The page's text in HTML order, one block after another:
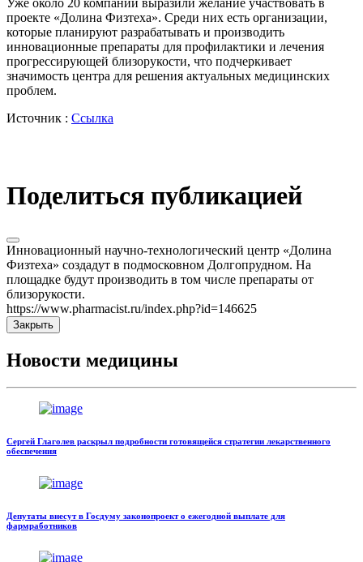
проекте «Долина Физтеха». Среди них есть организации,
которые планируют разрабатывать и производить
инновационные препараты для профилактики и лечения
прогрессирующей близорукости, что подчеркивает
значимость центра для решения актуальных медицинских
проблем.
Источник : Ссылка
Поделиться публикацией
Инновационный научно-технологический центр «Долина
Физтеха» создадут в подмосковном Долгопрудном. На
площадке будут производить в том числе препараты от
близорукости.
https://www.pharmacist.ru/index.php?id=146625
Закрыть
Новости медицины
Сергей Глаголев раскрыл подробности готовящейся стратегии лекарственного
обеспечения
Депутаты внесут в Госдуму законопроект о ежегодной выплате для
фармработников